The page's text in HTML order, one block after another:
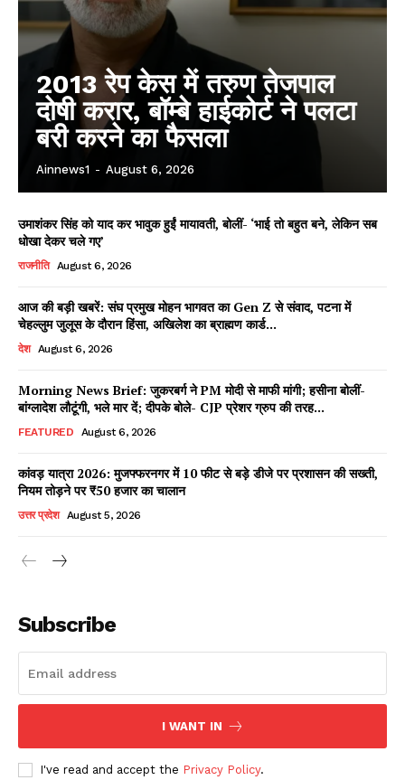
Facebook
X WhatsApp
Share
Read Latest News on AIN
2013 रेप केस में तरुण तेजपाल
दोषी करार, बॉम्बे हाईकोर्ट ने पलटा
बरी करने का फैसला
Ainnews1 - August 6, 2026
उमाशंकर सिंह को याद कर भावुक हुईं मायावती, बोलीं- ‘भाई तो बहुत बने, लेकिन सब
धोखा देकर चले गए’
राजनीति August 6, 2026
आज की बड़ी खबरें: संघ प्रमुख मोहन भागवत का Gen Z से संवाद, पटना में
चेहल्लुम जुलूस के दौरान हिंसा, अखिलेश का ब्राह्मण कार्ड...
देश August 6, 2026
Morning News Brief: जुकरबर्ग ने PM मोदी से माफी मांगी; हसीना बोलीं-
बांग्लादेश लौटूंगी, भले मार दें; दीपके बोले- CJP प्रेशर ग्रुप की तरह...
FEATURED August 6, 2026
कांवड़ यात्रा 2026: मुजफ्फरनगर में 10 फीट से बड़े डीजे पर प्रशासन की सख्ती,
नियम तोड़ने पर ₹50 हजार का चालान
उत्तर प्रदेश August 5, 2026
Subscribe
I WANT IN
I've read and accept the Privacy Policy.